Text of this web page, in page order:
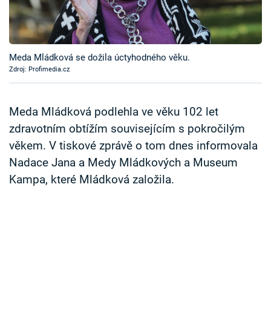
Časopis
Sledujte prima+
Sledujte nás
Meda Mládková se dožila úctyhodného věku.
Zdroj: Profimedia.cz
Meda Mládková podlehla ve věku 102 let
zdravotním obtížím souvisejícím s pokročilým
věkem. V tiskové zprávě o tom dnes informovala
Nadace Jana a Medy Mládkových a Museum
Kampa, které Mládková založila.